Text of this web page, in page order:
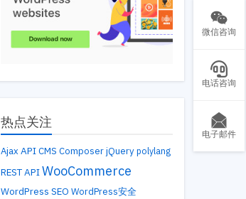
热点关注
Ajax API CMS Composer jQuery polylang
REST APIWooCommerce
WordPress SEO WordPress安全
微信咨询
电话咨询
电子邮件